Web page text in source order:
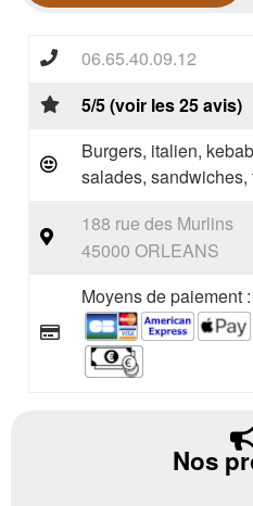
06.65.40.09.12
5/5 (voir les 25 avis)
Burgers, italien,
salades, sandwiches,
188 rue des Murlins
45000 ORLEANS
Moyens de paiement :
Nos